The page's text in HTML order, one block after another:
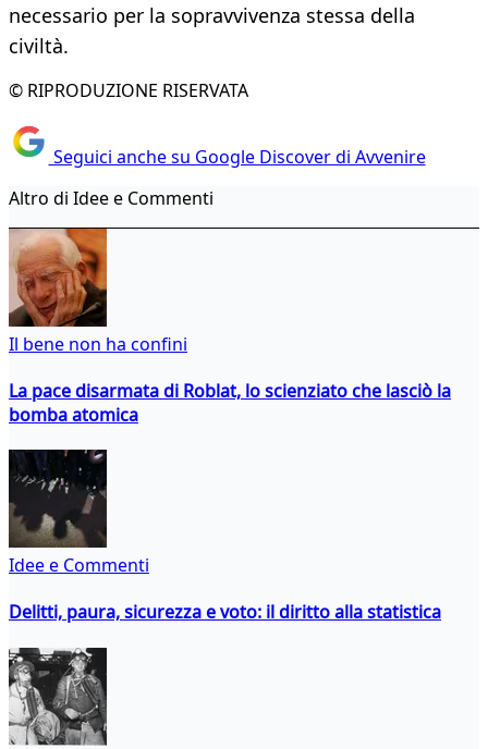
necessario per la sopravvivenza stessa della
civiltà.
© RIPRODUZIONE RISERVATA
Seguici anche su Google Discover di Avvenire
Altro di Idee e Commenti
Il bene non ha confini
La pace disarmata di Roblat, lo scienziato che lasciò la
bomba atomica
Idee e Commenti
Delitti, paura, sicurezza e voto: il diritto alla statistica